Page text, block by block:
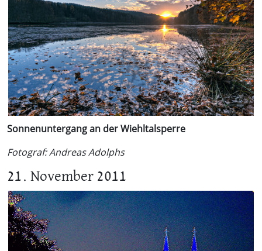
Sonnenuntergang an der Wiehltalsperre
Fotograf: Andreas Adolphs
21. November 2011